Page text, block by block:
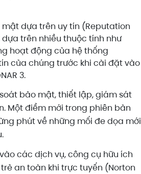
mật dựa trên uy tín (Reputation
trên nhiều thuộc tính như
hoạt động của hệ thống
của chúng trước khi cài đặt vào
3.
bảo mật, thiết lập, giám sát
Một điểm mới trong phiên bản
phút về những mối đe dọa mới
các dịch vụ, công cụ hữu ích
an toàn khi trực tuyến (Norton